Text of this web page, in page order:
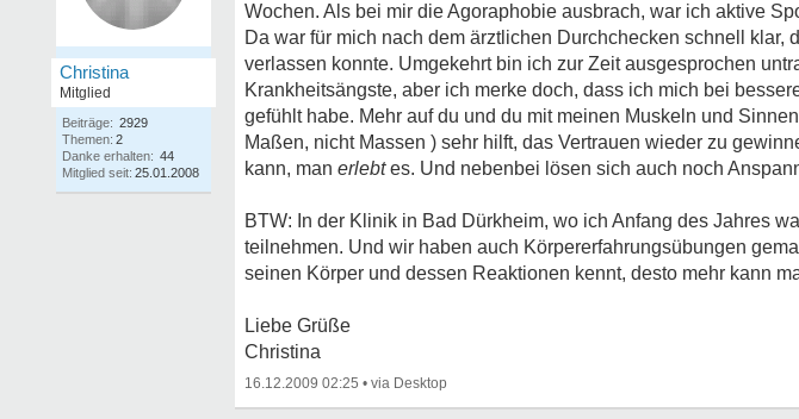
Christina
Mitglied
Beiträge: 2929
Themen: 2
Danke erhalten: 44
Mitglied seit: 25.01.2008
Wochen. Als bei mir die Agoraphobie ausbrach, war ich aktive
Da war für mich nach dem ärztlichen Durchchecken schnell
verlassen konnte. Umgekehrt bin ich zur Zeit ausgesprochen
Krankheitsängste, aber ich merke doch, dass ich mich bei
gefühlt habe. Mehr auf du und du mit meinen Muskeln und
Maßen, nicht Massen ) sehr hilft, das Vertrauen wieder zu
kann, man erlebtes. Und nebenbei lösen sich auch noch
BTW: In der Klinik in Bad Dürkheim, wo ich Anfang des Jahres
teilnehmen. Und wir haben auch Körpererfahrungsübungen
seinen Körper und dessen Reaktionen kennt, desto mehr kann
Liebe Grüße
Christina
16.12.2009 02:25 •